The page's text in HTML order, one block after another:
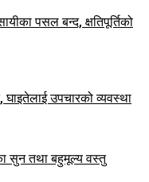
पसल बन्द, क्षतिपूर्तिको
घाइतेलाई उपचारको व्यवस्था
सुन तथा बहुमूल्य वस्तु